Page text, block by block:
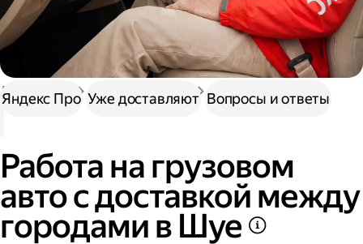
Доставка Нужна работа Автокурьер
Работа на грузовом
авто с доставкой между
городами в Шуе
Яндекс Про Уже доставляют Вопросы и ответы